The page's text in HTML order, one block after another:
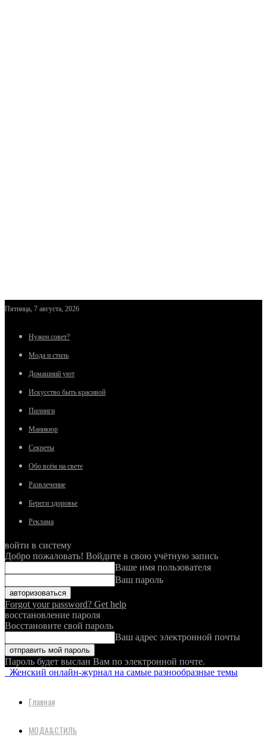
Пятница, 7 августа, 2026
Нужен совет?
Мода и стиль
Домашний уют
Искусство быть красивой
Пилинги
Маникюр
Секреты
Обо всём на свете
Развлечение
Береги здоровье
Реклама
войти в систему
Добро пожаловать! Войдите в свою учётную запись
Ваше имя пользователя
Ваш пароль
Forgot your password? Get help
восстановление пароля
Восстановите свой пароль
Ваш адрес электронной почты
Пароль будет выслан Вам по электронной почте.
Женский онлайн-журнал на самые разнообразные темы
Главная
МОДА&СТИЛЬ